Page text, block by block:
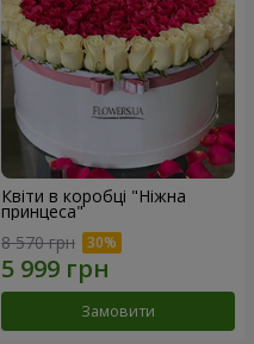
Квіти в коробці "Ніжна
принцеса"
8 570 грн
Замовити